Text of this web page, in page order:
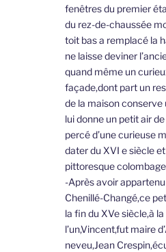
fenêtres du premier
du rez-de-chaussée
toit bas a remplacé la
ne laisse deviner
quand même un
façade,dont part un
de la maison conserve
lui donne un petit air
percé d’une curieuse
dater du XVI e siècle
pittoresque
-Après avoir
Chenillé-Changé,ce
la fin du XVe siècle,à
l’un,Vincent,fut maire
neveu,Jean